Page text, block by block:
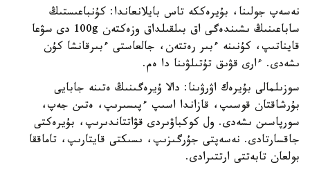
نەسەپ جولىنا، بۇيرەككە تاس بايلانعاندا: كۇنباعىستىڭ
ساباعىنىڭ ىشىندەگى اق بىلقىلداق وزەكتەن 100g دى سۋعا
قايناتىپ، كۇنىنە ءبىر رەتتەن، جالعاستى ءبىرقانشا كۇن
ىشەدى. ءارى قۋىق تۇتىلۋىنا دا ەم.
سوزىلمالى بۇيرەك اۋرۋىنا: دالا ۇيرەگىنىڭ ەتىنە جابايى
بۇرشاقتان قوسىپ، قازاندا اسىپ ءپىسىرىپ، ەتىن جەپ،
سورپاسىن ىشەدى. ول كوكباۋىردى قۋاتتاندىرىپ، بۇيرەكتى
جاقسارتادى. نەسەپتى جۇرگىزىپ، ىسىكتى قايتارىپ، تاماققا
بولعان تابەتتى ارتتىرادى.